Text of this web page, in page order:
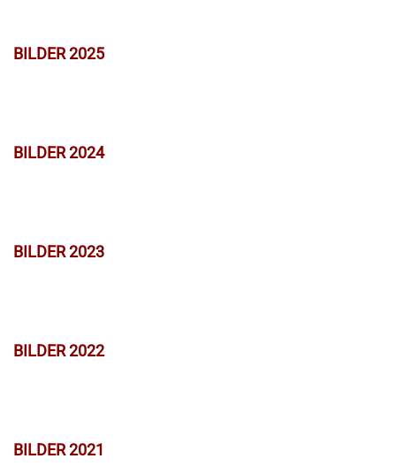
BILDER 2025
BILDER 2024
BILDER 2023
BILDER 2022
BILDER 2021